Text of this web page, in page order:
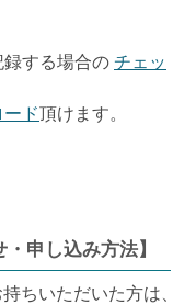
する場合の チェッ
ド頂けます。
申し込み方法】
ちいただいた方は、